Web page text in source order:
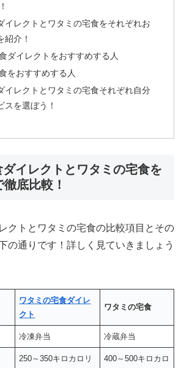
イレクトとワタミの宅食をそれぞれお
紹介！
ダイレクトをおすすめする人
をおすすめする人
イレクトとワタミの宅食それぞれ自分
スを選ぼう！
イレクトとワタミの宅食を
底比較！
クトとワタミの宅食の比較項目とその
の通りです！詳しく見ていきましょう
ワタミの宅食ダイレ
クト
ワタミの宅食
冷凍弁当 冷蔵弁当
250～350キロカロリ
400～500キロカロ